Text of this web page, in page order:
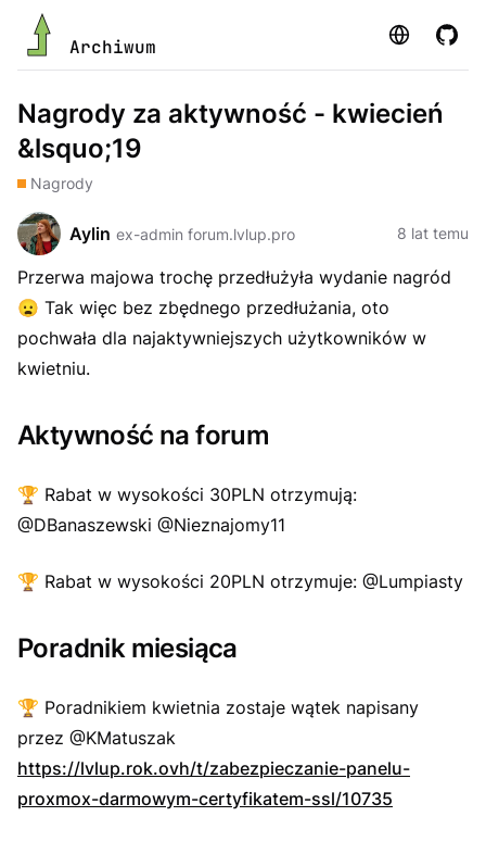
Archiwum Strona
Nagrody za aktywność - kwiecień
&lsquo;19
Nagrody
Aylin ex-admin forum.lvlup.pro 8 lat temu
Przerwa majowa trochę przedłużyła wydanie nagród
😦 Tak więc bez zbędnego przedłużania, oto
pochwała dla najaktywniejszych użytkowników w
kwietniu.
Aktywność na forum
🏆 Rabat w wysokości 30PLN otrzymują:
@DBanaszewski @Nieznajomy11
🏆 Rabat w wysokości 20PLN otrzymuje: @Lumpiasty
Poradnik miesiąca
🏆 Poradnikiem kwietnia zostaje wątek napisany
przez @KMatuszak
https://lvlup.rok.ovh/t/zabezpieczanie-panelu-
proxmox-darmowym-certyfikatem-ssl/10735